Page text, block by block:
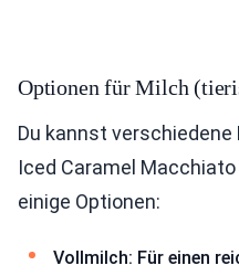
Optionen für Milch
Du kannst
Iced Caramel
einige Optionen:
Vollmilch: Für einen